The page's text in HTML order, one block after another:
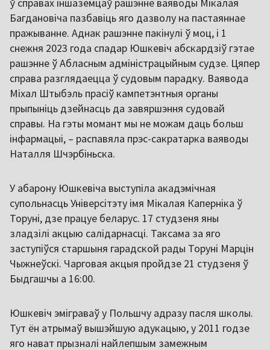
Багдановіча пазбавіць яго дазволу на пастаяннае
пражыванне. Аднак рашэнне пакінулі ў моц, і 1
снежня 2023 года спадар Юшкевіч абскардзіў гэтае
рашэнне ў Абласным адміністрацыйным судзе. Цяпер
справа разглядаецца ў судовым парадку. Ваявода
Міхал Штыбэль прасіў кампетэнтныя органы
прыпыніць дзейнасць да завяршэння судовай
справы. На гэты момант мы не можам даць больш
інфармацыі, – распавяла прэс-сакратарка ваяводы
Наталля Шчэрбіньска.
У абарону Юшкевіча выступіла акадэмічная
супольнасць Універсітэту імя Мікалая Каперніка ў
Торуні, дзе працуе беларус. 17 студзеня яны
зладзілі акцыю салідарнасці. Таксама за яго
заступіўся старшыня гарадской рады Торуні Марцін
Чыжнеўскі. Чарговая акцыя пройдзе 21 студзеня ў
Быдгашчы а 16:00.
Юшкевіч эміграваў у Польшчу адразу пасля школы.
Тут ён атрымаў вышэйшую адукацыю, у 2011 годзе
яго нават прызналі найлепшым замежным